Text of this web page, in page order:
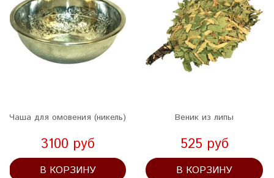
Чаша для омовения (никель)
3100 руб
В КОРЗИНУ
Веник из липы
525 руб
В КОРЗИНУ